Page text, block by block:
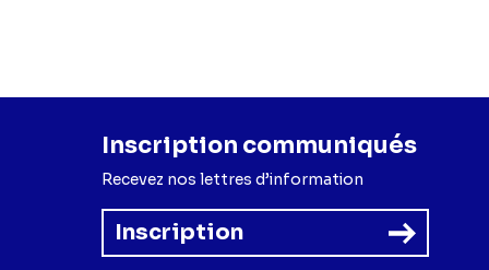
Inscription communiqués
Recevez nos lettres d’information
Inscription